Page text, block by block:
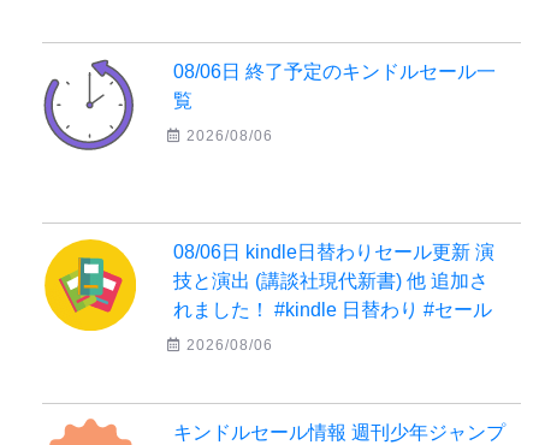
08/06日 終了予定のキンドルセール一
覧
2026/08/06
08/06日 kindle日替わりセール更新 演
技と演出 (講談社現代新書) 他 追加さ
れました！ #kindle 日替わり #セール
2026/08/06
キンドルセール情報 週刊少年ジャンプ